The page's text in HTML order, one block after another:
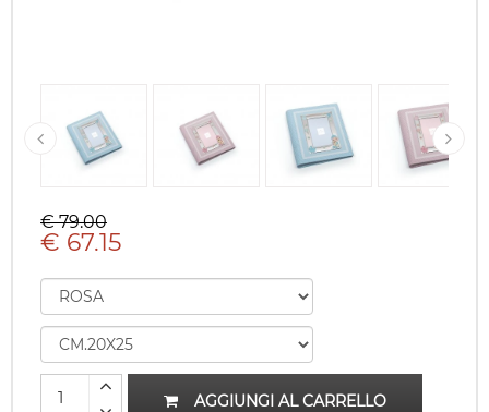
€ 79.00
€ 67.15
AGGIUNGI AL CARRELLO